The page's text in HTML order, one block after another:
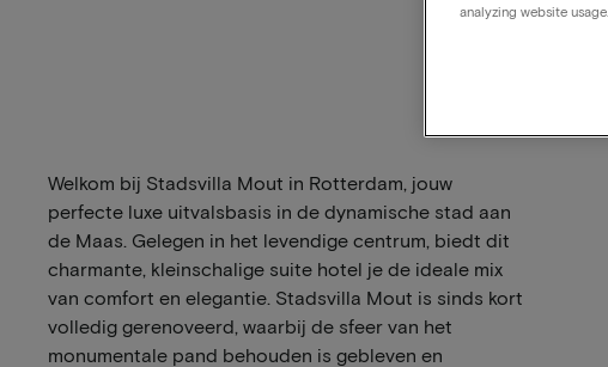
Welkom bij Stadsvilla Mout in Rotterdam, jouw
perfecte luxe uitvalsbasis in de dynamische stad aan
de Maas. Gelegen in het levendige centrum, biedt dit
charmante, kleinschalige suite hotel je de ideale mix
van comfort en elegantie. Stadsvilla Mout is sinds kort
volledig gerenoveerd, waarbij de sfeer van het
monumentale pand behouden is gebleven en
analyzing website usage.